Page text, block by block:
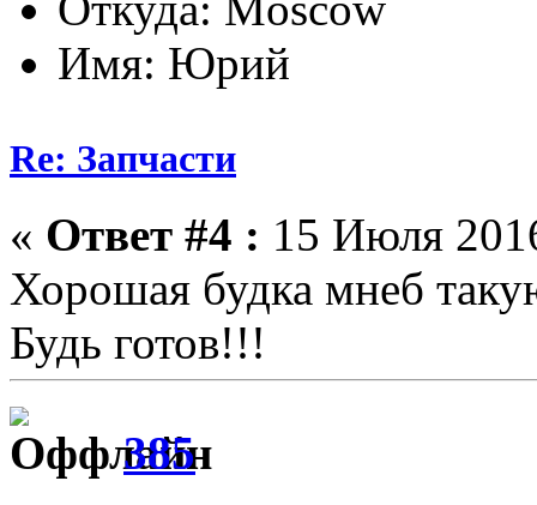
Имя: Юрий
Re: Запчасти
« Ответ #4 : 15 Июля
Хорошая будка мнеб
Будь готов!!!
385